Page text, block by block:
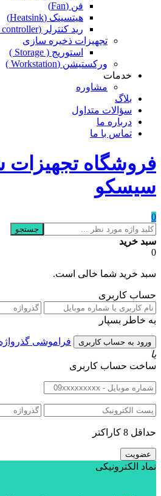
فن (Fan)
هیتسینک (Heatsink)
رید کنترلر (Raid controller)
تجهیزات ذخیره سازی
استوریج ( Storage )
ورکستیشن (Workstation )
خدمات
مشاوره
بلاگ
سؤالات متداول
درباره ما
تماس با ما
فروشگاه تجهیزات
سیسکو
0
جستجو
سبد خرید
0
سبد خرید شما خالی است.
حساب کاربری
به خاطر بسپار
فراموشی
یا
ساخت حساب کاربری
حداقل 8 کاراکتر
نماد الکترونیکی